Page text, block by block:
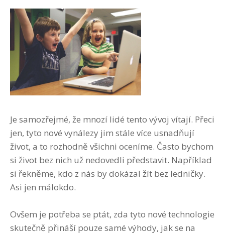
Je samozřejmé, že mnozí lidé tento vývoj vítají. Přeci
jen, tyto nové vynálezy jim stále více usnadňují
život, a to rozhodně všichni oceníme. Často bychom
si život bez nich už nedovedli představit. Například
si řekněme, kdo z nás by dokázal žít bez ledničky.
Asi jen málokdo.
Ovšem je potřeba se ptát, zda tyto nové technologie
skutečně přináší pouze samé výhody, jak se na